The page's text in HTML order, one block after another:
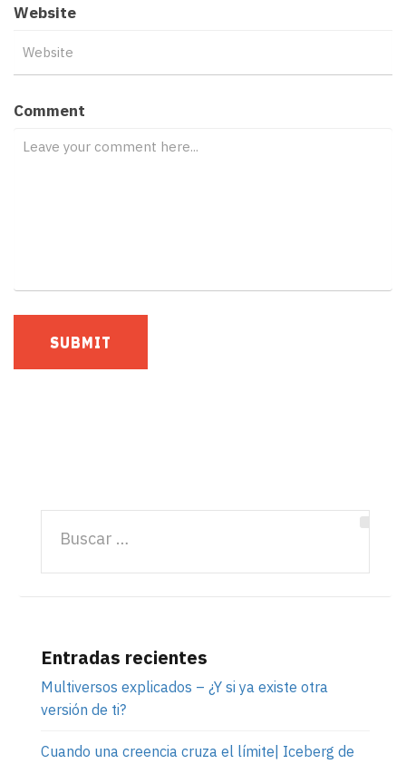
Website
Comment
Entradas recientes
Multiversos explicados – ¿Y si ya existe otra
versión de ti?
Cuando una creencia cruza el límite| Iceberg de